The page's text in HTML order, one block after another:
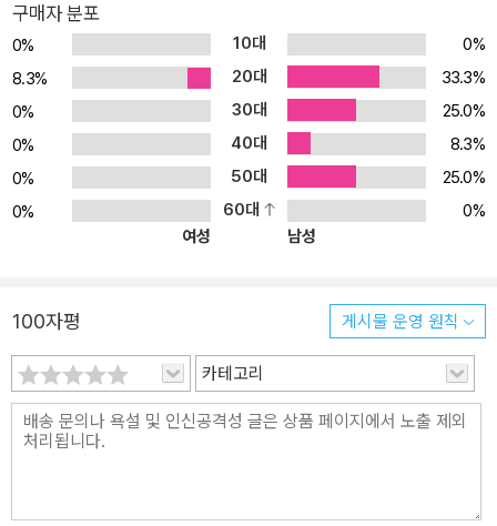
사물인터넷 보드 연동 ● 홈 자동화 서버 및 클라우드 데이터/연동 서
비스 활용 ● 음성 인식 및 구글 어시스턴트를 활용한 AI 가상 비서
구매자 분포
0% 10대
0%
8.3%
20대
33.3%
0%
30대
25.0%
0%
40대
8.3%
0%
50대
25.0%
0%
60대
0%
여성
남성
100자평 게시물 운영 원칙
카테고리